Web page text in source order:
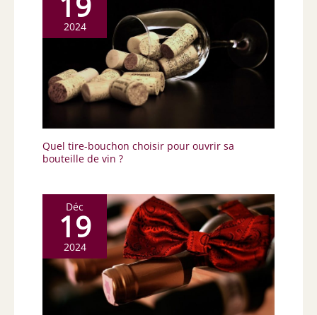
2024
Quel tire-bouchon choisir pour ouvrir sa
bouteille de vin ?
Déc
19
2024